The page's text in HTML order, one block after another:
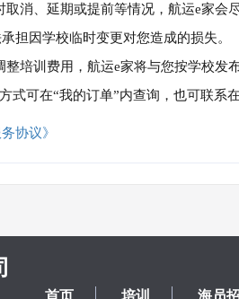
消、延期或提前等情况，航运e家会
担因学校临时变更对您造成的损失。
培训费用，航运e家将与您按学校发
式可在“我的订单”内查询，也可联系
协议》
首页 培训 海员